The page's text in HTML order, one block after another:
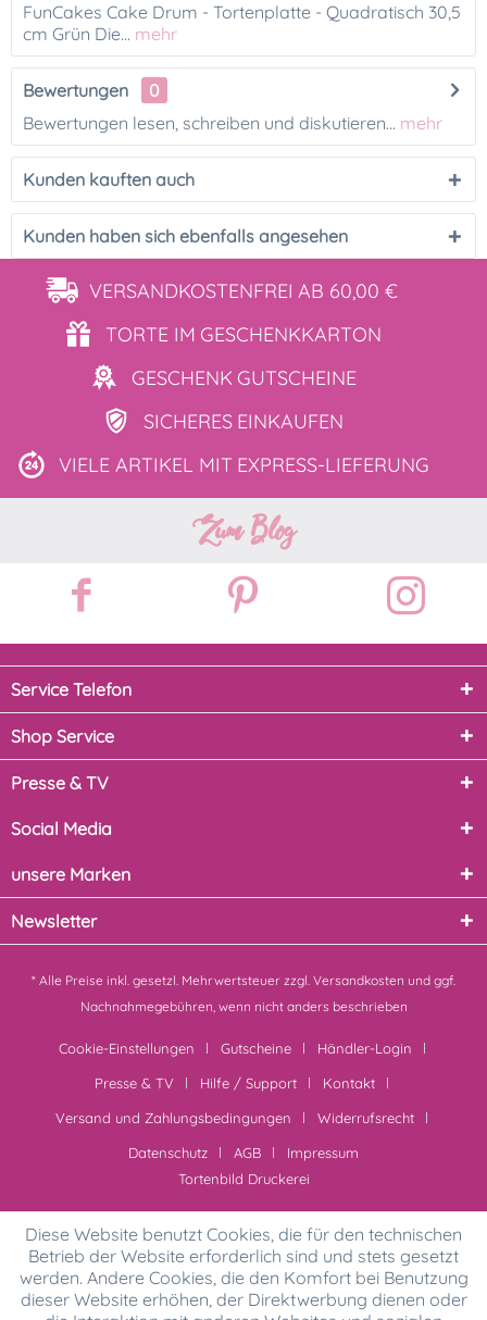
FunCakes Cake Drum - Tortenplatte - Quadratisch 30,5
cm Grün Die... mehr
Bewertungen
0
Bewertungen lesen, schreiben und diskutieren... mehr
Kunden kauften auch
Kunden haben sich ebenfalls angesehen
VERSANDKOSTENFREI AB 60,00 €
TORTE IM GESCHENKKARTON
GESCHENK GUTSCHEINE
SICHERES EINKAUFEN
VIELE ARTIKEL MIT EXPRESS-LIEFERUNG
Zum Blog
Service Telefon
Shop Service
Presse & TV
Social Media
unsere Marken
Newsletter
* Alle Preise inkl. gesetzl. Mehrwertsteuer zzgl. Versandkosten und ggf.
Nachnahmegebühren, wenn nicht anders beschrieben
Cookie-Einstellungen Gutscheine
Händler-Login
Presse & TV
Hilfe / Support
Kontakt
Versand und Zahlungsbedingungen
Widerrufsrecht
Datenschutz
AGB
Impressum
Tortenbild Druckerei
Diese Website benutzt Cookies, die für den technischen
Betrieb der Website erforderlich sind und stets gesetzt
werden. Andere Cookies, die den Komfort bei Benutzung
dieser Website erhöhen, der Direktwerbung dienen oder